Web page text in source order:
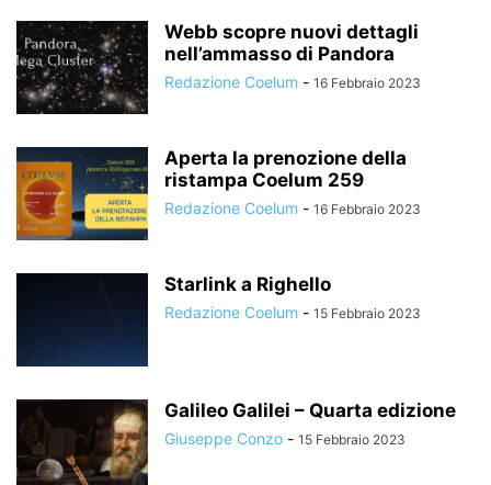
Webb scopre nuovi dettagli
nell’ammasso di Pandora
Redazione Coelum - 16 Febbraio 2023
Aperta la prenozione della
ristampa Coelum 259
Redazione Coelum - 16 Febbraio 2023
Starlink a Righello
Redazione Coelum - 15 Febbraio 2023
Galileo Galilei – Quarta edizione
Giuseppe Conzo - 15 Febbraio 2023